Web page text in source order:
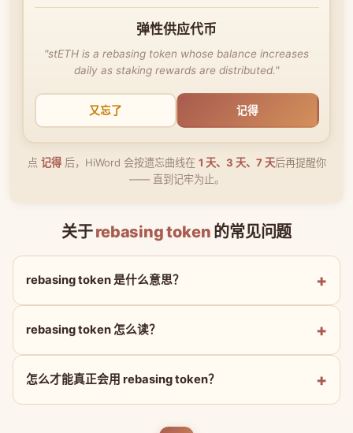
弹性供应代币
"stETH is a rebasing token whose balance increases
daily as staking rewards are distributed."
又忘了 记得
点 记得后，HiWord 会按遗忘曲线在 1 天、3 天、7 天后再提醒你
—— 直到记牢为止。
关于rebasing token 的常见问题
rebasing token 是什么意思？
rebasing token 怎么读？
怎么才能真正会用 rebasing token？